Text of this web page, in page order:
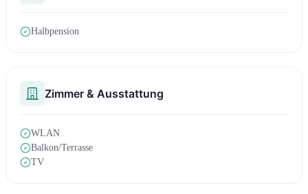
Halbpension
Zimmer & Ausstattung
WLAN
Balkon/Terrasse
TV